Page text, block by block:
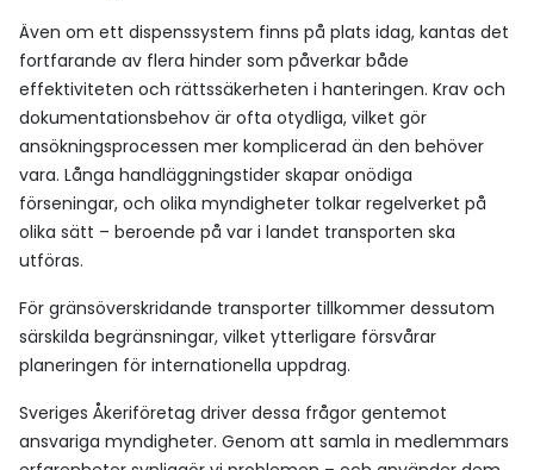
Även om ett dispenssystem finns på plats idag, kantas det
fortfarande av flera hinder som påverkar både
effektiviteten och rättssäkerheten i hanteringen. Krav och
dokumentationsbehov är ofta otydliga, vilket gör
ansökningsprocessen mer komplicerad än den behöver
vara. Långa handläggningstider skapar onödiga
förseningar, och olika myndigheter tolkar regelverket på
olika sätt – beroende på var i landet transporten ska
utföras.
För gränsöverskridande transporter tillkommer dessutom
särskilda begränsningar, vilket ytterligare försvårar
planeringen för internationella uppdrag.
Sveriges Åkeriföretag driver dessa frågor gentemot
ansvariga myndigheter. Genom att samla in medlemmars